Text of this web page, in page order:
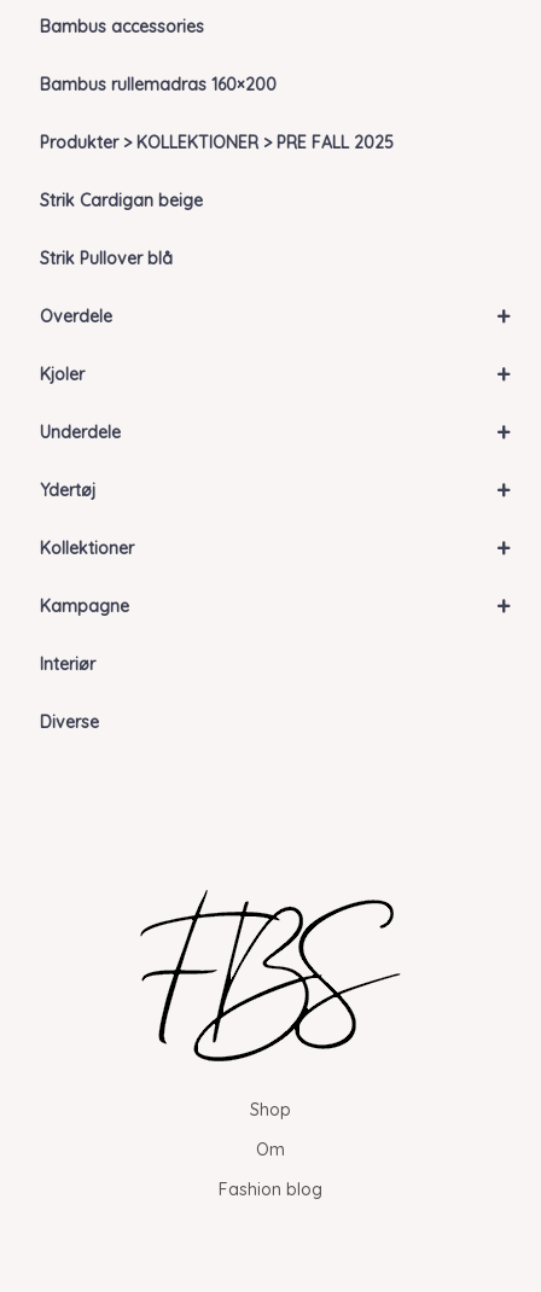
Bambus accessories
Bambus rullemadras 160×200
Produkter > KOLLEKTIONER > PRE FALL 2025
Strik Cardigan beige
Strik Pullover blå
+
Overdele
+
Kjoler
+
Underdele
+
Ydertøj
+
Kollektioner
+
Kampagne
Interiør
Diverse
Shop
Om
Fashion blog